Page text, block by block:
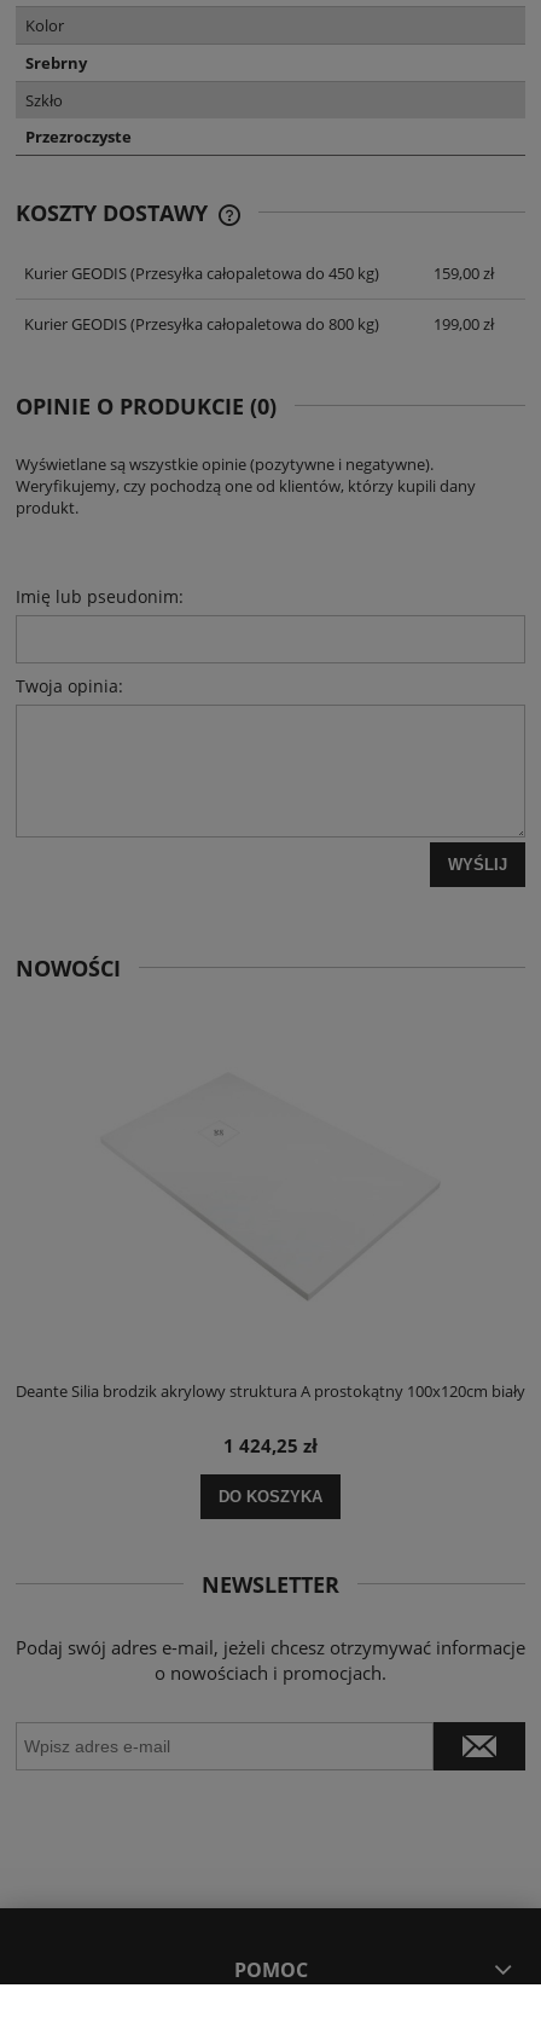
Kolor
Srebrny
Szkło
Przezroczyste
KOSZTY DOSTAWY
Kurier GEODIS(Przesyłka całopaletowa do 450 kg) 159,00 zł
Kurier GEODIS(Przesyłka całopaletowa do 800 kg) 199,00 zł
OPINIE O PRODUKCIE (0)
Wyświetlane są wszystkie opinie (pozytywne i negatywne).
Weryfikujemy, czy pochodzą one od klientów, którzy kupili dany
produkt.
Imię lub pseudonim:
Twoja opinia:
WYŚLIJ
NOWOŚCI
Deante Silia brodzik akrylowy struktura A prostokątny 100x120cm biały
1 424,25 zł
DO KOSZYKA
NEWSLETTER
Podaj swój adres e-mail, jeżeli chcesz otrzymywać informacje
o nowościach i promocjach.
POMOC